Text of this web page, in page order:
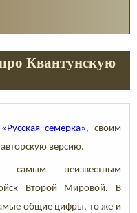
Квантунскую
«Русская семёрка», своим
версию.
самым неизвестным
Второй Мировой. В
общие цифры, то же и